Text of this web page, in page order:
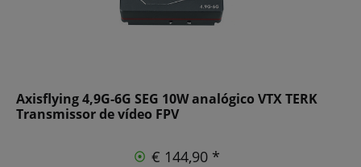
Axisflying 4,9G-6G SEG 10W analógico VTX TERK
Transmissor de vídeo FPV
€ 144,90 *